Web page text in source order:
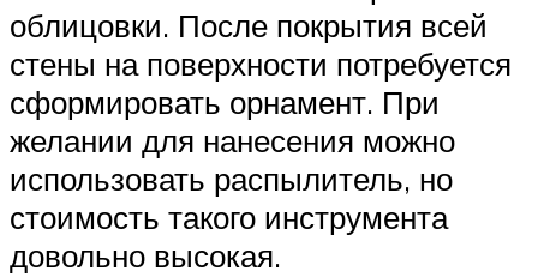
облицовки. После покрытия всей
стены на поверхности потребуется
сформировать орнамент. При
желании для нанесения можно
использовать распылитель, но
стоимость такого инструмента
довольно высокая.